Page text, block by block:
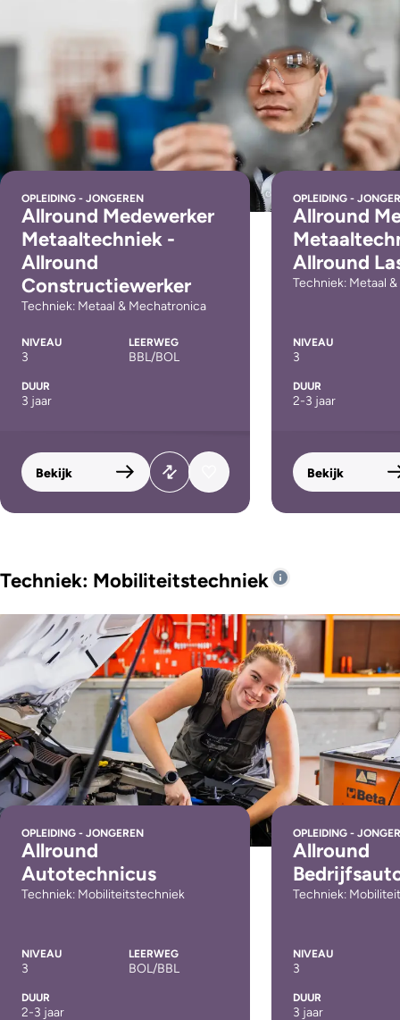
OPLEIDING - JONGEREN
Allround Medewerker
Metaaltechniek -
Allround
Constructiewerker
Techniek: Metaal & Mechatronica
NIVEAU
3
LEERWEG
BBL/BOL
DUUR
3 jaar
Bekijk
OPLEIDING -
Allround
Allround
Techniek: Metaal
NIVEAU
3
DUUR
2-3 jaar
Bekijk
Techniek: Mobiliteitstechniek
OPLEIDING - JONGEREN
Allround
Autotechnicus
Techniek: Mobiliteitstechniek
NIVEAU
3
LEERWEG
BOL/BBL
DUUR
2-3 jaar
OPLEIDING -
Allround
Techniek:
NIVEAU
3
DUUR
3 jaar